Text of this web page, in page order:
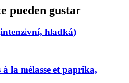
pueden gustar
hladká)
à la mélasse et paprika,